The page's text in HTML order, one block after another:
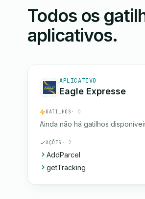
Todos os
aplicativos.
APLICATIVO
Eagle Expresse
GATILHOS · 0
Ainda não há gatilhos
AÇÕES · 2
AddParcel
getTracking